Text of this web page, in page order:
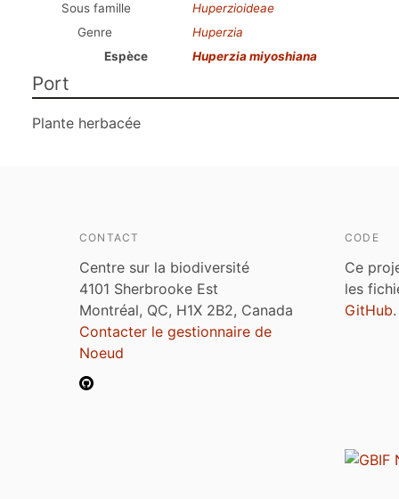
Sous famille
Huperzioideae
Genre
Huperzia
Espèce
Huperzia miyoshiana
Port
Plante herbacée
CONTACT
Centre sur la biodiversité
4101 Sherbrooke Est
Montréal, QC, H1X 2B2, Canada
Contacter le gestionnaire de
Noeud
CODE
Ce
les
GitHub.